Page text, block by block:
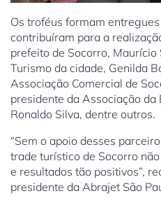
Os troféus formam
contribuíram para a
prefeito de Socorro, Maurício
Turismo da cidade, Genilda
Associação Comercial de
presidente da Associação da
Ronaldo Silva, dentre outros.
“Sem o apoio desses
trade turístico de Socorro
e resultados tão positivos”,
presidente da Abrajet São